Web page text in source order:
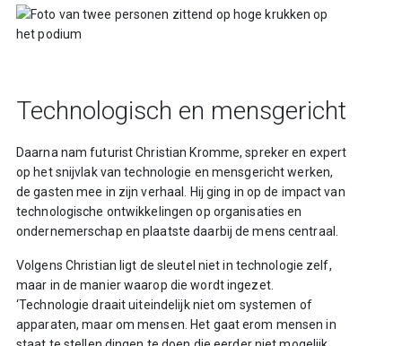
Technologisch en mensgericht
Daarna nam futurist Christian Kromme, spreker en expert
op het snijvlak van technologie en mensgericht werken,
de gasten mee in zijn verhaal. Hij ging in op de impact van
technologische ontwikkelingen op organisaties en
ondernemerschap en plaatste daarbij de mens centraal.
Volgens Christian ligt de sleutel niet in technologie zelf,
maar in de manier waarop die wordt ingezet.
‘Technologie draait uiteindelijk niet om systemen of
apparaten, maar om mensen. Het gaat erom mensen in